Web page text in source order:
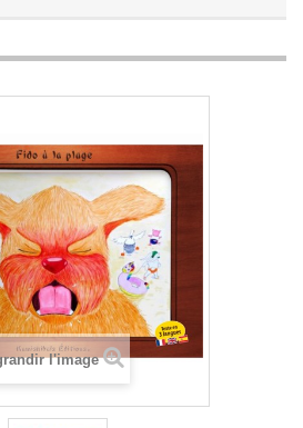
l'image